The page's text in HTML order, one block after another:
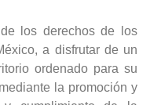
los derechos de los
a disfrutar de un
ordenado para su
la promoción y